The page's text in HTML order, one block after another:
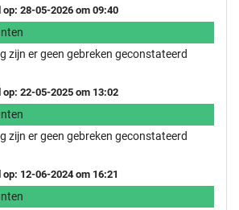
28-05-2026 om 09:40
zijn er geen gebreken geconstateerd
22-05-2025 om 13:02
zijn er geen gebreken geconstateerd
12-06-2024 om 16:21